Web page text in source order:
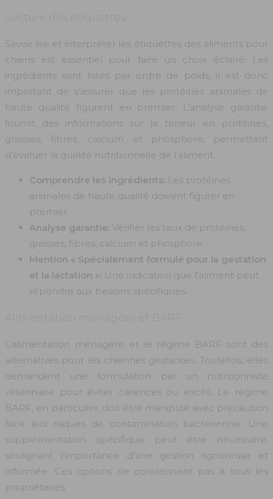
Lecture des étiquettes
Savoir lire et interpréter les étiquettes des aliments pour
chiens est essentiel pour faire un choix éclairé. Les
ingrédients sont listés par ordre de poids, il est donc
important de s’assurer que les protéines animales de
haute qualité figurent en premier. L’analyse garantie
fournit des informations sur la teneur en protéines,
graisses, fibres, calcium et phosphore, permettant
d’évaluer la qualité nutritionnelle de l’aliment.
Comprendre les ingrédients: Les protéines
animales de haute qualité doivent figurer en
premier.
Analyse garantie: Vérifier les taux de protéines,
graisses, fibres, calcium et phosphore.
Mention « Spécialement formulé pour la gestation
et la lactation »: Une indication que l’aliment peut
répondre aux besoins spécifiques.
Alimentation ménagère et BARF
L’alimentation ménagère et le régime BARF sont des
alternatives pour les chiennes gestantes. Toutefois, elles
demandent une formulation par un nutritionniste
vétérinaire pour éviter carences ou excès. Le régime
BARF, en particulier, doit être manipulé avec précaution
face aux risques de contamination bactérienne. Une
supplémentation spécifique peut être nécessaire,
soulignant l’importance d’une gestion rigoureuse et
informée. Ces options ne conviennent pas à tous les
propriétaires.